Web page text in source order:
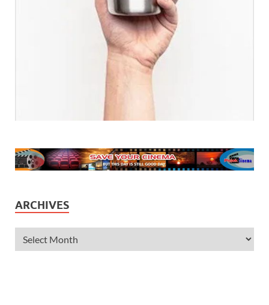
ARCHIVES